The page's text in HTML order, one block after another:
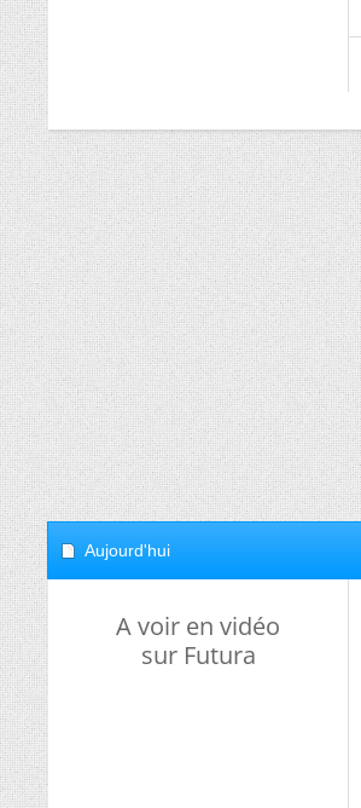
Aujourd'hui
A voir en vidéo
sur Futura